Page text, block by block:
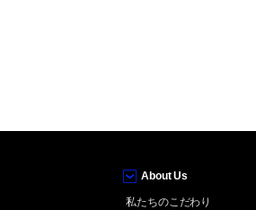
About Us
私たちのこだわり